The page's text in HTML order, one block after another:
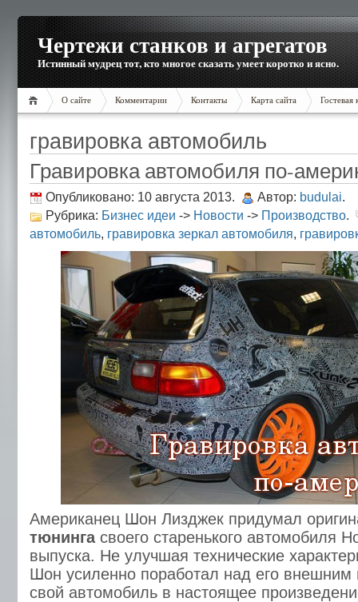
Чертежи станков и агрегатов
Истинный мудрец тот, кто многое сказать умеет коротко и ясно.
О сайте Комментарии Контакты Карта сайта Гостевая
гравировка автомобиль
Гравировка автомобиля по-
Опубликовано: 10 августа 2013. Автор: budulai.
Рубрика: Бизнес идеи -> Новости -> Производство.
автомобиль, гравировка зеркал автомобиля,
Американец Шон Лизджек придумал
тюнингасвоего старенького автомобиля
выпуска. Не улучшая технические
Шон усиленно поработал над его внешним
свой автомобиль в настоящее